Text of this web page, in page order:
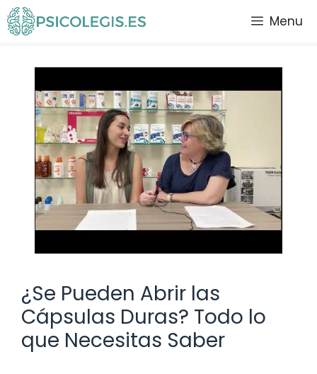
Saltar
al
Menu
¿Se Pueden Abrir las
Cápsulas Duras? Todo lo
que Necesitas Saber